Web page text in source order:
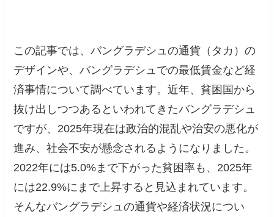
この記事では、バングラデシュの通貨（タカ）の
デザインや、バングラデシュでの最低賃金など経
済事情について調べています。近年、貧困国から
抜け出しつつあるといわれてきたバングラデシュ
ですが、2025年現在は政治的混乱や治安の悪化が
進み、社会不安が懸念されるようになりました。
2022年には5.0%まで下がった貧困率も、2025年
には22.9%にまで上昇すると見込まれています。
そんなバングラデシュの通貨や経済状況につい